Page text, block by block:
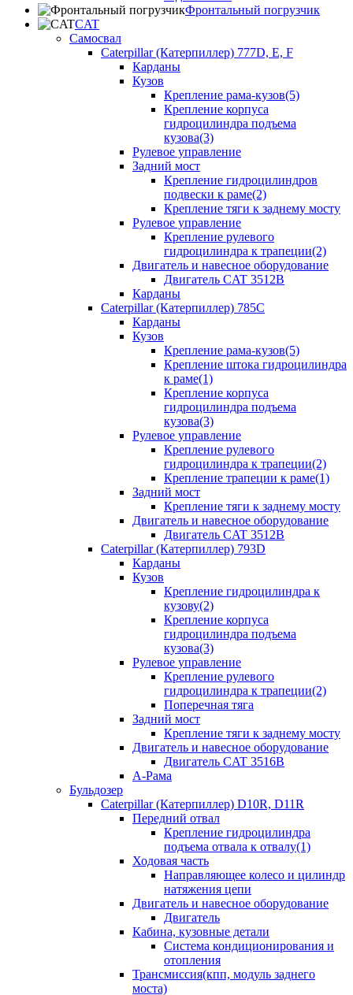
Фронтальный погрузчик
CAT
Самосвал
Caterpillar (Катерпиллер) 777D, E, F
Карданы
Кузов
Крепление рама-кузов(5)
Крепление корпуса
гидроцилиндра подъема
кузова(3)
Рулевое управление
Задний мост
Крепление гидроцилиндров
подвески к раме(2)
Крепление тяги к заднему мосту
Рулевое управление
Крепление рулевого
гидроцилиндра к трапеции(2)
Двигатель и навесное оборудование
Двигатель CAT 3512B
Карданы
Caterpillar (Катерпиллер) 785C
Карданы
Кузов
Крепление рама-кузов(5)
Крепление штока гидроцилиндра
к раме(1)
Крепление корпуса
гидроцилиндра подъема
кузова(3)
Рулевое управление
Крепление рулевого
гидроцилиндра к трапеции(2)
Крепление трапеции к раме(1)
Задний мост
Крепление тяги к заднему мосту
Двигатель и навесное оборудование
Двигатель CAT 3512B
Caterpillar (Катерпиллер) 793D
Карданы
Кузов
Крепление гидроцилиндра к
кузову(2)
Крепление корпуса
гидроцилиндра подъема
кузова(3)
Рулевое управление
Крепление рулевого
гидроцилиндра к трапеции(2)
Поперечная тяга
Задний мост
Крепление тяги к заднему мосту
Двигатель и навесное оборудование
Двигатель CAT 3516B
А-Рама
Бульдозер
Caterpillar (Катерпиллер) D10R, D11R
Передний отвал
Крепление гидроцилиндра
подъема отвала к отвалу(1)
Ходовая часть
Направляющее колесо и цилиндр
натяжения цепи
Двигатель и навесное оборудование
Двигатель
Кабина, кузовные детали
Система кондиционирования и
отопления
Трансмиссия(кпп, модуль заднего
моста)